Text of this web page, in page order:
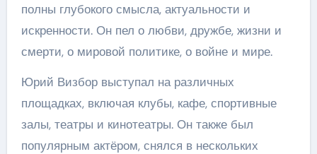
полны глубокого смысла, актуальности и
искренности. Он пел о любви, дружбе, жизни и
смерти, о мировой политике, о войне и мире.
Юрий Визбор выступал на различных
площадках, включая клубы, кафе, спортивные
залы, театры и кинотеатры. Он также был
популярным актёром, снялся в нескольких